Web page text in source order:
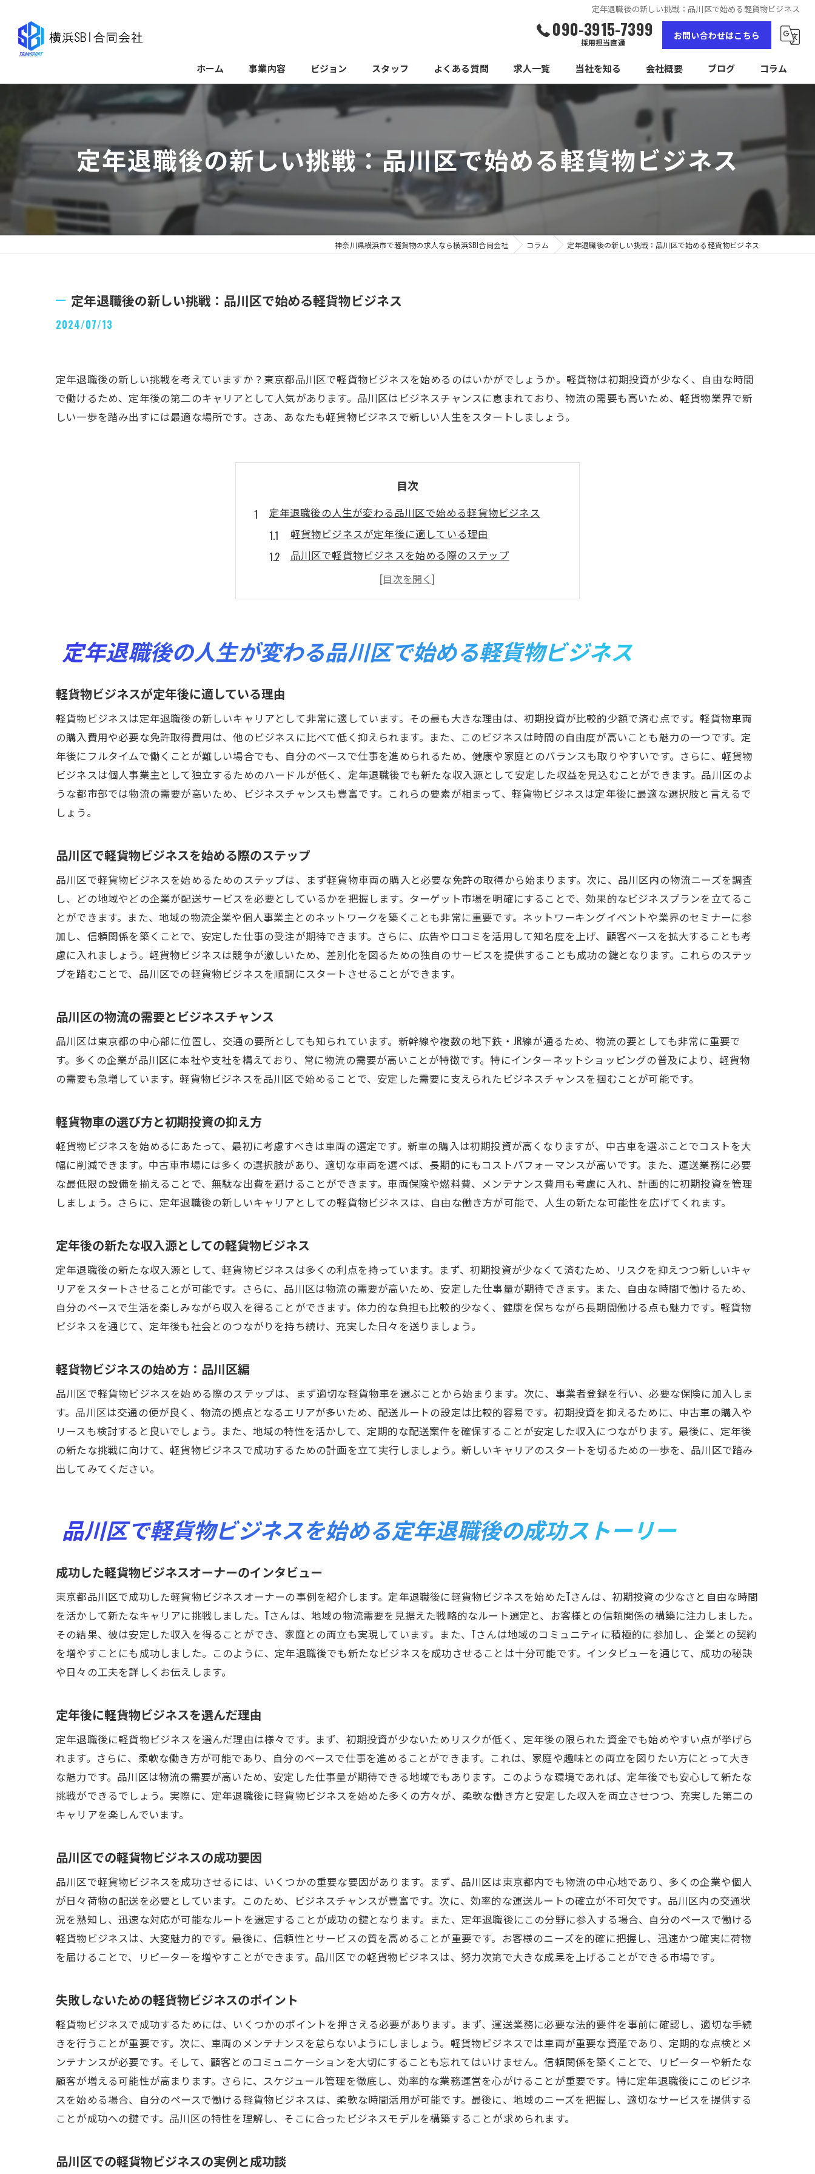
定年退職後の新しい挑戦：品川区で始める軽貨物ビジネス
090-3915-7399
採用担当直通
お問い合わせはこちら
ホーム 事業内容 ビジョン スタッフ よくある質問 求人一覧 当社を知る
未経験
経験者
会社概要 ブログ コラム
定年退職後の新しい挑戦：品川区で始める軽貨物ビジネス
神奈川県横浜市で軽貨物の求人なら横浜SBI合同会社 コラム 定年退職後の新しい挑戦：品川区で始める軽貨物ビジネス
定年退職後の新しい挑戦：品川区で始める軽貨物ビジネス
2024/07/13
定年退職後の新しい挑戦を考えていますか？東京都品川区で軽貨物ビジネスを始めるのはいかがでしょうか。軽貨物は初期投資が少なく、自由な時間
で働けるため、定年後の第二のキャリアとして人気があります。品川区はビジネスチャンスに恵まれており、物流の需要も高いため、軽貨物業界で新
しい一歩を踏み出すには最適な場所です。さあ、あなたも軽貨物ビジネスで新しい人生をスタートしましょう。
目次
定年退職後の人生が変わる品川区で始める軽貨物ビジネス
軽貨物ビジネスが定年後に適している理由
品川区で軽貨物ビジネスを始める際のステップ
品川区の物流の需要とビジネスチャンス
軽貨物車の選び方と初期投資の抑え方
軽貨物ビジネスの始め方：品川区編
品川区で軽貨物ビジネスを始める定年退職後の成功ストーリー
品川区での軽貨物ビジネスの成功要因
失敗しないための軽貨物ビジネスのポイント
品川区での軽貨物ビジネスの実例と成功談
軽貨物ビジネスで成功するためのヒント
定年後のライフスタイルに合う軽貨物ビジネス
軽貨物ビジネスのメリットとデメリット
品川区での軽貨物ビジネスを選ぶ利点
定年退職後の新しいキャリア路線
軽貨物ビジネスの始め方と成功の秘訣
品川区での軽貨物ビジネスが定年退職後の新たな道を開く
軽貨物ビジネスの将来性と潜在力
軽貨物ビジネスがもたらす新たな生活
品川区での軽貨物ビジネスの展望
軽貨物ビジネスで新たなキャリアを築く方法
定年後の自由な時間の使い方
品川区での軽貨物ビジネスの働き方
軽貨物ビジネスでワークライフバランスを保つ方法
自由なスケジュールで働くためのポイント
定年退職後の挑戦品川区で軽貨物ビジネスをスタート
挑戦する心を持つ定年退職者へ
品川区で軽貨物ビジネスを始めるための準備
定年後の新たな挑戦と自己成長
品川区で新しいキャリア軽貨物ビジネスの魅力
軽貨物ビジネスの魅力的なポイント
品川区でのビジネスチャンス
軽貨物ビジネスに必要なスキルと知識
新たなキャリアを始めるための心構え
品川区での軽貨物ビジネスの始め方
定年後のキャリア選択としての軽貨物ビジネス
品川区でのビジネス成功の鍵
軽貨物ビジネスを通じて得られる喜び
定年退職後の人生が変わる品川区で始める軽貨物ビジネス
軽貨物ビジネスが定年後に適している理由
軽貨物ビジネスは定年退職後の新しいキャリアとして非常に適しています。その最も大きな理由は、初期投資が比較的少額で済む点です。軽貨物車両
の購入費用や必要な免許取得費用は、他のビジネスに比べて低く抑えられます。また、このビジネスは時間の自由度が高いことも魅力の一つです。定
年後にフルタイムで働くことが難しい場合でも、自分のペースで仕事を進められるため、健康や家庭とのバランスも取りやすいです。さらに、軽貨物
ビジネスは個人事業主として独立するためのハードルが低く、定年退職後でも新たな収入源として安定した収益を見込むことができます。品川区のよ
うな都市部では物流の需要が高いため、ビジネスチャンスも豊富です。これらの要素が相まって、軽貨物ビジネスは定年後に最適な選択肢と言えるで
しょう。
品川区で軽貨物ビジネスを始める際のステップ
品川区で軽貨物ビジネスを始めるためのステップは、まず軽貨物車両の購入と必要な免許の取得から始まります。次に、品川区内の物流ニーズを調査
し、どの地域やどの企業が配送サービスを必要としているかを把握します。ターゲット市場を明確にすることで、効果的なビジネスプランを立てるこ
とができます。また、地域の物流企業や個人事業主とのネットワークを築くことも非常に重要です。ネットワーキングイベントや業界のセミナーに参
加し、信頼関係を築くことで、安定した仕事の受注が期待できます。さらに、広告や口コミを活用して知名度を上げ、顧客ベースを拡大することも考
慮に入れましょう。軽貨物ビジネスは競争が激しいため、差別化を図るための独自のサービスを提供することも成功の鍵となります。これらのステッ
プを踏むことで、品川区での軽貨物ビジネスを順調にスタートさせることができます。
品川区の物流の需要とビジネスチャンス
品川区は東京都の中心部に位置し、交通の要所としても知られています。新幹線や複数の地下鉄・JR線が通るため、物流の要としても非常に重要で
す。多くの企業が品川区に本社や支社を構えており、常に物流の需要が高いことが特徴です。特にインターネットショッピングの普及により、軽貨物
の需要も急増しています。軽貨物ビジネスを品川区で始めることで、安定した需要に支えられたビジネスチャンスを掴むことが可能です。
軽貨物車の選び方と初期投資の抑え方
軽貨物ビジネスを始めるにあたって、最初に考慮すべきは車両の選定です。新車の購入は初期投資が高くなりますが、中古車を選ぶことでコストを大
幅に削減できます。中古車市場には多くの選択肢があり、適切な車両を選べば、長期的にもコストパフォーマンスが高いです。また、運送業務に必要
な最低限の設備を揃えることで、無駄な出費を避けることができます。車両保険や燃料費、メンテナンス費用も考慮に入れ、計画的に初期投資を管理
しましょう。さらに、定年退職後の新しいキャリアとしての軽貨物ビジネスは、自由な働き方が可能で、人生の新たな可能性を広げてくれます。
定年後の新たな収入源としての軽貨物ビジネス
定年退職後の新たな収入源として、軽貨物ビジネスは多くの利点を持っています。まず、初期投資が少なくて済むため、リスクを抑えつつ新しいキャ
リアをスタートさせることが可能です。さらに、品川区は物流の需要が高いため、安定した仕事量が期待できます。また、自由な時間で働けるため、
自分のペースで生活を楽しみながら収入を得ることができます。体力的な負担も比較的少なく、健康を保ちながら長期間働ける点も魅力です。軽貨物
ビジネスを通じて、定年後も社会とのつながりを持ち続け、充実した日々を送りましょう。
軽貨物ビジネスの始め方：品川区編
品川区で軽貨物ビジネスを始める際のステップは、まず適切な軽貨物車を選ぶことから始まります。次に、事業者登録を行い、必要な保険に加入しま
す。品川区は交通の便が良く、物流の拠点となるエリアが多いため、配送ルートの設定は比較的容易です。初期投資を抑えるために、中古車の購入や
リースも検討すると良いでしょう。また、地域の特性を活かして、定期的な配送案件を確保することが安定した収入につながります。最後に、定年後
の新たな挑戦に向けて、軽貨物ビジネスで成功するための計画を立て実行しましょう。新しいキャリアのスタートを切るための一歩を、品川区で踏み
出してみてください。
品川区で軽貨物ビジネスを始める定年退職後の成功ストーリー
成功した軽貨物ビジネスオーナーのインタビュー
東京都品川区で成功した軽貨物ビジネスオーナーの事例を紹介します。定年退職後に軽貨物ビジネスを始めたTさんは、初期投資の少なさと自由な時間
を活かして新たなキャリアに挑戦しました。Tさんは、地域の物流需要を見据えた戦略的なルート選定と、お客様との信頼関係の構築に注力しました。
その結果、彼は安定した収入を得ることができ、家庭との両立も実現しています。また、Tさんは地域のコミュニティに積極的に参加し、企業との契約
を増やすことにも成功しました。このように、定年退職後でも新たなビジネスを成功させることは十分可能です。インタビューを通じて、成功の秘訣
や日々の工夫を詳しくお伝えします。
定年後に軽貨物ビジネスを選んだ理由
定年退職後に軽貨物ビジネスを選んだ理由は様々です。まず、初期投資が少ないためリスクが低く、定年後の限られた資金でも始めやすい点が挙げら
れます。さらに、柔軟な働き方が可能であり、自分のペースで仕事を進めることができます。これは、家庭や趣味との両立を図りたい方にとって大き
な魅力です。品川区は物流の需要が高いため、安定した仕事量が期待できる地域でもあります。このような環境であれば、定年後でも安心して新たな
挑戦ができるでしょう。実際に、定年退職後に軽貨物ビジネスを始めた多くの方々が、柔軟な働き方と安定した収入を両立させつつ、充実した第二の
キャリアを楽しんでいます。
品川区での軽貨物ビジネスの成功要因
品川区で軽貨物ビジネスを成功させるには、いくつかの重要な要因があります。まず、品川区は東京都内でも物流の中心地であり、多くの企業や個人
が日々荷物の配送を必要としています。このため、ビジネスチャンスが豊富です。次に、効率的な運送ルートの確立が不可欠です。品川区内の交通状
況を熟知し、迅速な対応が可能なルートを選定することが成功の鍵となります。また、定年退職後にこの分野に参入する場合、自分のペースで働ける
軽貨物ビジネスは、大変魅力的です。最後に、信頼性とサービスの質を高めることが重要です。お客様のニーズを的確に把握し、迅速かつ確実に荷物
を届けることで、リピーターを増やすことができます。品川区での軽貨物ビジネスは、努力次第で大きな成果を上げることができる市場です。
失敗しないための軽貨物ビジネスのポイント
軽貨物ビジネスで成功するためには、いくつかのポイントを押さえる必要があります。まず、運送業務に必要な法的要件を事前に確認し、適切な手続
きを行うことが重要です。次に、車両のメンテナンスを怠らないようにしましょう。軽貨物ビジネスでは車両が重要な資産であり、定期的な点検とメ
ンテナンスが必要です。そして、顧客とのコミュニケーションを大切にすることも忘れてはいけません。信頼関係を築くことで、リピーターや新たな
顧客が増える可能性が高まります。さらに、スケジュール管理を徹底し、効率的な業務運営を心がけることが重要です。特に定年退職後にこのビジネ
スを始める場合、自分のペースで働ける軽貨物ビジネスは、柔軟な時間活用が可能です。最後に、地域のニーズを把握し、適切なサービスを提供する
ことが成功への鍵です。品川区の特性を理解し、そこに合ったビジネスモデルを構築することが求められます。
品川区での軽貨物ビジネスの実例と成功談